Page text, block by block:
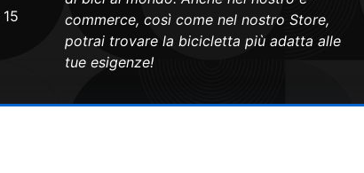
commerce, così come nel nostro Store,
potrai trovare la bicicletta più adatta alle
tue esigenze!